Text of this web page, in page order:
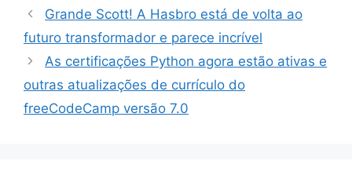
Grande Scott! A Hasbro está de volta ao
futuro transformador e parece incrível
As certificações Python agora estão ativas e
outras atualizações de currículo do
freeCodeCamp versão 7.0